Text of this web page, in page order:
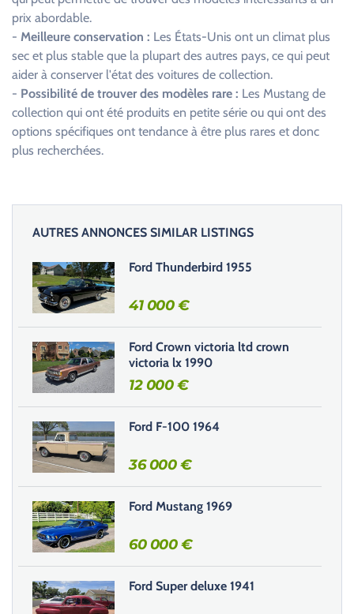
prix abordable.
- Meilleure conservation : Les États-Unis ont un climat plus
sec et plus stable que la plupart des autres pays, ce qui peut
aider à conserver l'état des voitures de collection.
- Possibilité de trouver des modèles rare : Les Mustang de
collection qui ont été produits en petite série ou qui ont des
options spécifiques ont tendance à être plus rares et donc
plus recherchées.
AUTRES ANNONCES SIMILAR LISTINGS
Ford Thunderbird 1955
41 000€
Ford Crown victoria ltd crown
victoria lx 1990
12 000€
Ford F-100 1964
36 000€
Ford Mustang 1969
60 000€
Ford Super deluxe 1941